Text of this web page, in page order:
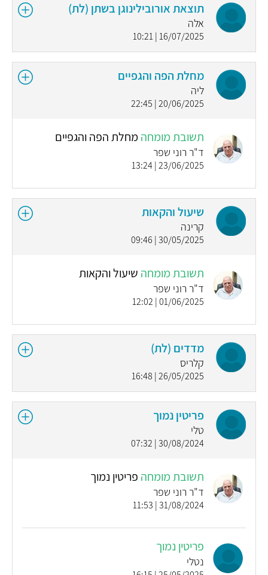
תוצאת אורובילינוגן בשתן (לת)
אלה
16/07/2025 | 10:21
מחלת הפה והגפיים
ליה
20/06/2025 | 22:45
תשובת מומחה מחלת הפה והגפיים
ד"ר רוני שפר
23/06/2025 | 13:24
שיעול והקאות
קרינה
30/05/2025 | 09:46
תשובת מומחה שיעול והקאות
ד"ר רוני שפר
01/06/2025 | 12:02
מדדים (לת)
קלריס
26/05/2025 | 16:48
פריטין נמוך
טלי
30/08/2024 | 07:32
תשובת מומחה פריטין נמוך
ד"ר רוני שפר
31/08/2024 | 11:53
פריטין נמוך
נטלי